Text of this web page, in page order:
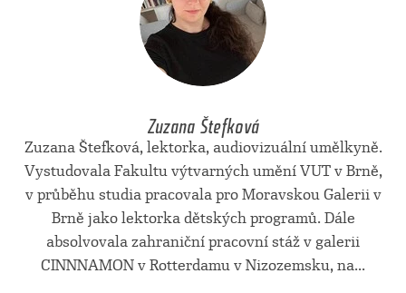
Zuzana Štefková
Zuzana Štefková, lektorka, audiovizuální umělkyně.
Vystudovala Fakultu výtvarných umění VUT v Brně,
v průběhu studia pracovala pro Moravskou Galerii v
Brně jako lektorka dětských programů. Dále
absolvovala zahraniční pracovní stáž v galerii
CINNNAMON v Rotterdamu v Nizozemsku, na...